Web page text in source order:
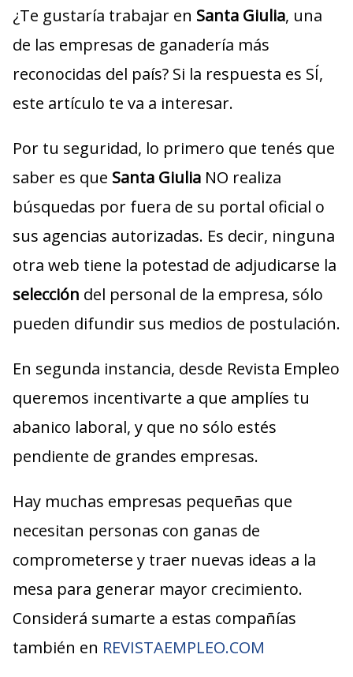
¿Te gustaría trabajar en Santa Giulia, una
de las empresas de ganadería más
reconocidas del país? Si la respuesta es SÍ,
este artículo te va a interesar.
Por tu seguridad, lo primero que tenés que
saber es que Santa Giulia NO realiza
búsquedas por fuera de su portal oficial o
sus agencias autorizadas. Es decir, ninguna
otra web tiene la potestad de adjudicarse la
selección del personal de la empresa, sólo
pueden difundir sus medios de postulación.
En segunda instancia, desde Revista Empleo
queremos incentivarte a que amplíes tu
abanico laboral, y que no sólo estés
pendiente de grandes empresas.
Hay muchas empresas pequeñas que
necesitan personas con ganas de
comprometerse y traer nuevas ideas a la
mesa para generar mayor crecimiento.
Considerá sumarte a estas compañías
también en REVISTAEMPLEO.COM